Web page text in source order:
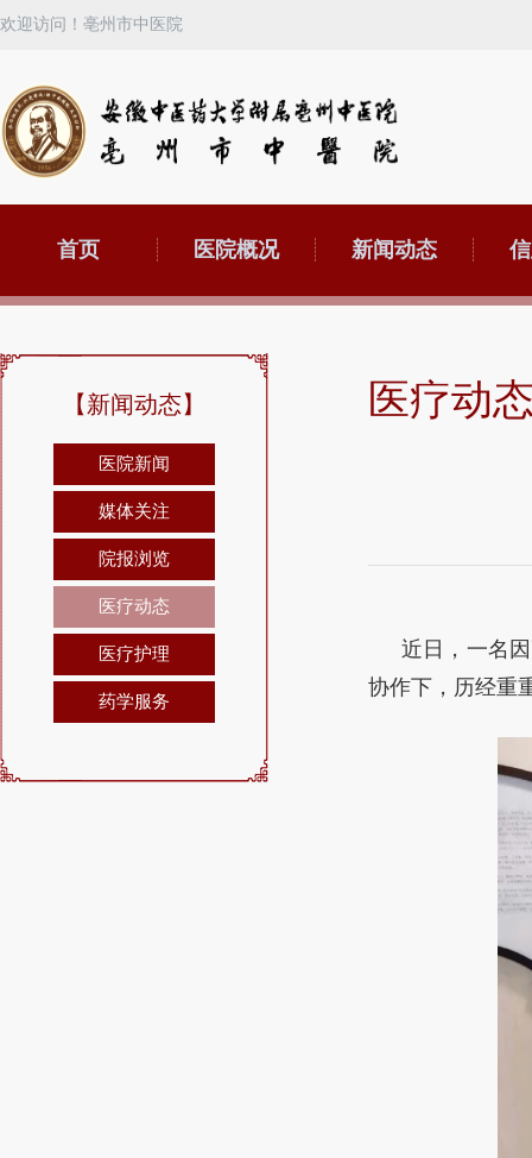
欢迎访问！亳州市中医院
首页 医院概况 新闻动态
【新闻动态】
医院新闻
媒体关注
院报浏览
医疗动态
医疗护理
药学服务
医疗动
近日，一名
协作下，历经重